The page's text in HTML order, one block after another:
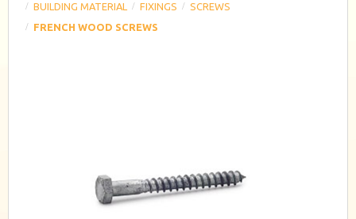
BUILDING MATERIAL FIXINGS
SCREWS
FRENCH WOOD SCREWS